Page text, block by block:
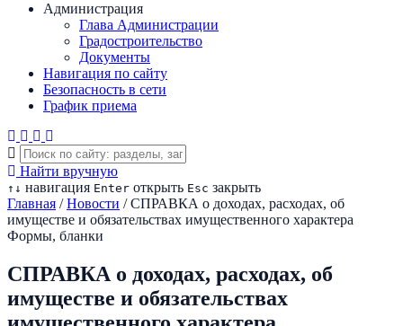
Администрация
Глава Администрации
Градостроительство
Документы
Навигация по сайту
Безопасность в сети
График приема
Найти вручную
↑ ↓ навигация Enter открыть Esc закрыть
Главная / Новости / СПРАВКА о доходах, расходах, об
имуществе и обязательствах имущественного характера
Формы, бланки
СПРАВКА о доходах, расходах, об
имуществе и обязательствах